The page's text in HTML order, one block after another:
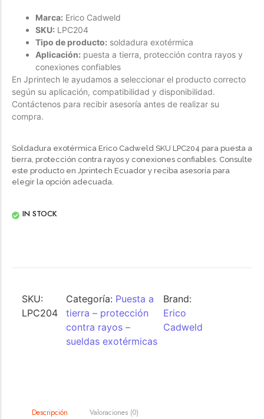
Marca: Erico Cadweld
SKU: LPC204
Tipo de producto: soldadura exotérmica
Aplicación: puesta a tierra, protección contra rayos y
conexiones confiables
En Jprintech le ayudamos a seleccionar el producto correcto
según su aplicación, compatibilidad y disponibilidad.
Contáctenos para recibir asesoría antes de realizar su
compra.
Soldadura exotérmica Erico Cadweld SKU LPC204 para puesta a
tierra, protección contra rayos y conexiones confiables. Consulte
este producto en Jprintech Ecuador y reciba asesoría para
elegir la opción adecuada.
IN STOCK
SKU:
LPC204
Categoría: Puesta a
tierra – protección
contra rayos –
sueldas exotérmicas
Brand:
Erico
Cadweld
Descripción Valoraciones (0)